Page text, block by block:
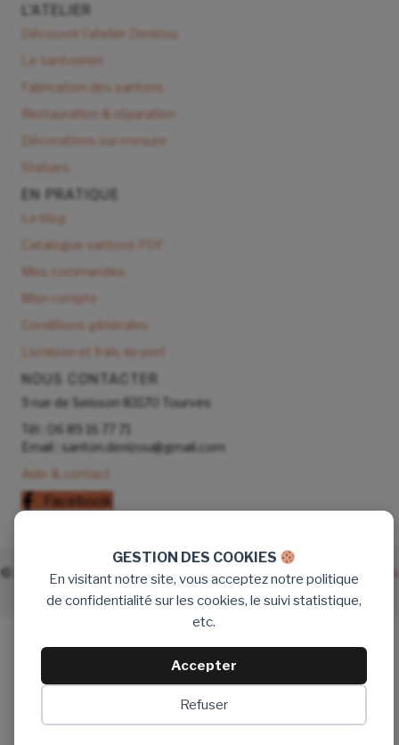
GESTION DES COOKIES
En visitant notre site, vous acceptez notre politique
de confidentialité sur les cookies, le suivi statistique,
etc.
Accepter
Refuser
Données personnelles
L'ATELIER
Découvrir l'atelier Denizou
Le santonnier
Fabrication des santons
Restauration & réparation
Décorations sur-mesure
Statues
EN PRATIQUE
Le blog
Catalogue santons PDF
Mes commandes
Mon compte
Conditions générales
Livraison et frais de port
NOUS CONTACTER
9 rue de Seisson 83170 Tourves
Tél : 06 89 16 77 71
Email : santon.denizou@gmail.com
Aide & contact
Facebook
© 2026 Boutique Santons Denizou. Tous droits réservés.
Mentions
Plan du site - Création : agence Bikloz